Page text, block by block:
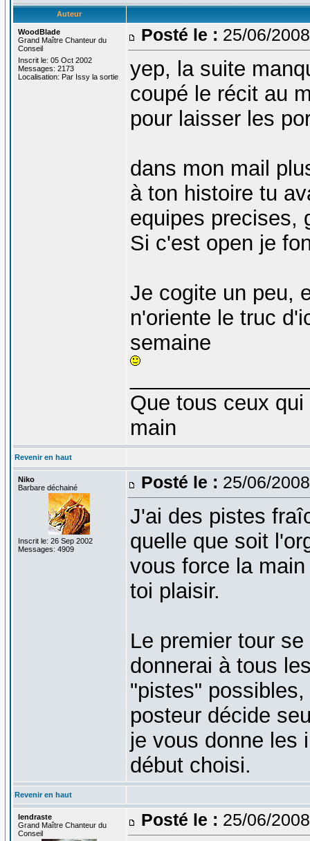
Auteur
WoodBlade
Grand Maître Chanteur du
Conseil
Inscrit le: 05 Oct 2002
Messages: 2173
Localisation: Par Issy la sortie
Posté le : 25/06/
yep, la suite
coupé le récit au
pour laisser les
dans mon mail
à ton histoire tu
equipes precises,
Si c'est open je
Je cogite un peu,
n'oriente le truc
semaine
Que tous ceux
main
Revenir en haut
Niko
Barbare déchainé
Inscrit le: 26 Sep 2002
Messages: 4909
Posté le : 25/06/
J'ai des pistes
quelle que soit
vous force la
toi plaisir.
Le premier tour
donnerai à tous
"pistes"
posteur décide
je vous donne les
début choisi.
Revenir en haut
lendraste
Grand Maître Chanteur du
Conseil
Posté le : 25/06/